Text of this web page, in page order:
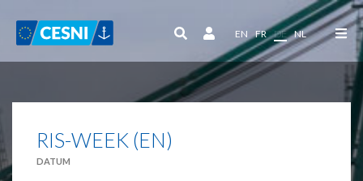
EN FR DE NL
RIS-WEEK (EN)
DATUM